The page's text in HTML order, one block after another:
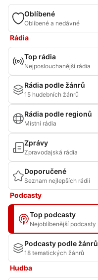
Oblíbené
Oblíbené a nedávné
Rádia
Top rádia
Nejposlouchanější rádia
Rádia podle žánrů
15 hudebních žánrů
Rádia podle regionů
Místní rádia
Zprávy
Zpravodajská rádia
Doporučené
Seznam nejlepších rádií
Podcasty
Top podcasty
Nejoblíbenější podcasty
Podcasty podle žánrů
18 tematických žánrů
Hudba